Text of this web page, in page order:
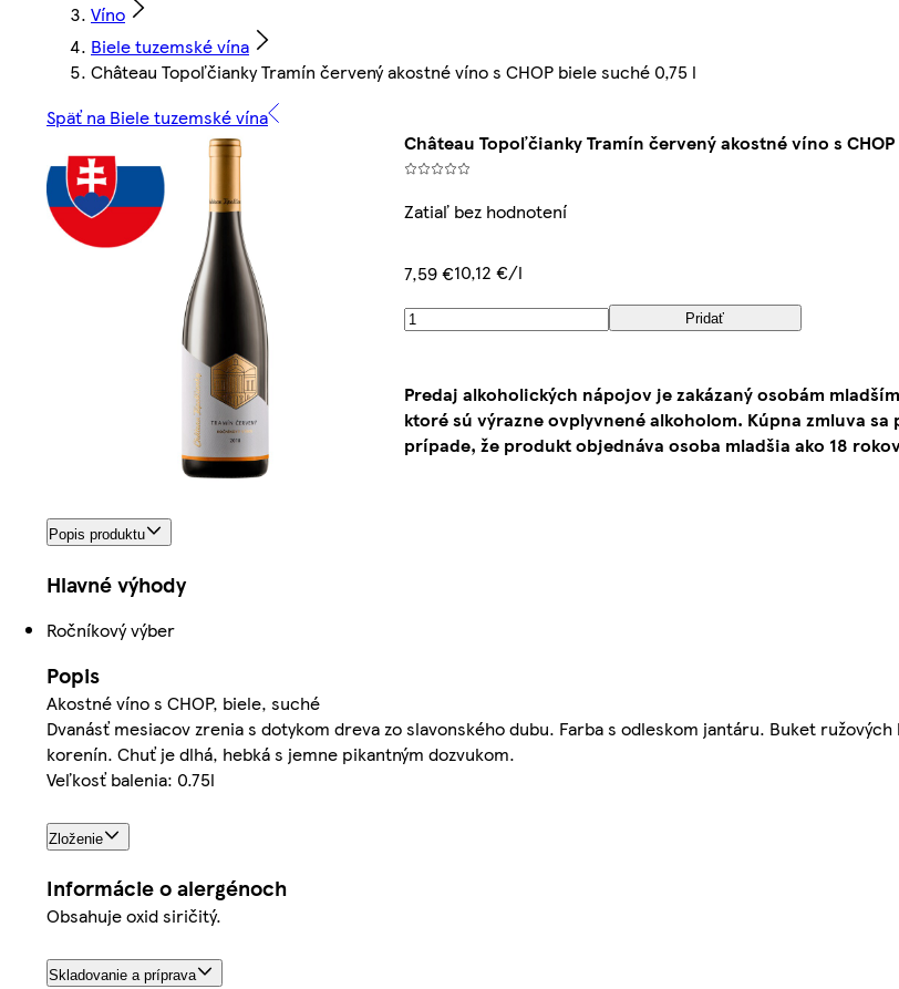
Víno
Biele tuzemské vína
Château Topoľčianky Tramín červený akostné víno s CHOP biele suché 0,75 l
Späť na Biele tuzemské vína
Château Topoľčianky Tramín červený akostné víno s
Zatiaľ bez hodnotení
7,59 €10,12 €/l
Pridať
Predaj alkoholických nápojov je zakázaný osobám
ktoré sú výrazne ovplyvnené alkoholom. Kúpna zmluva sa
prípade, že produkt objednáva osoba mladšia ako 18
Popis produktu
Hlavné výhody
Ročníkový výber
Popis
Akostné víno s CHOP, biele, suché
Dvanásť mesiacov zrenia s dotykom dreva zo slavonského dubu. Farba s odleskom jantáru. Buket
korenín. Chuť je dlhá, hebká s jemne pikantným dozvukom.
Veľkosť balenia: 0.75l
Zloženie
Informácie o alergénoch
Obsahuje oxid siričitý.
Skladovanie a príprava